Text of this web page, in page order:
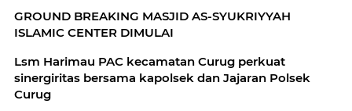
GROUND BREAKING MASJID AS-SYUKRIYYAH
ISLAMIC CENTER DIMULAI
Lsm Harimau PAC kecamatan Curug perkuat
sinergiritas bersama kapolsek dan Jajaran Polsek
Curug